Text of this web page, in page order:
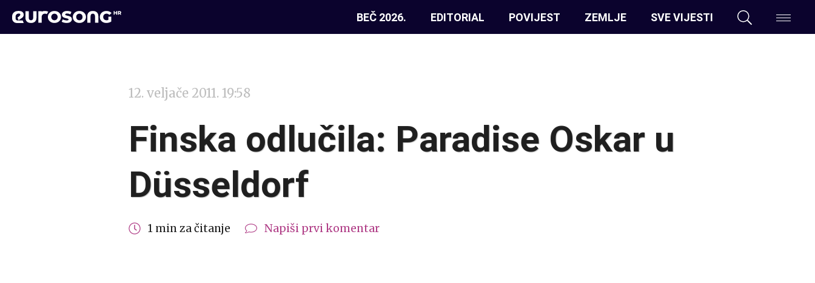
BEČ 2026. EDITORIAL POVIJEST ZEMLJE SVE VIJESTI
12. veljače 2011. 19:58
Finska odlučila: Paradise Oskar u
Düsseldorf
1 min za čitanje Napiši prvi komentar